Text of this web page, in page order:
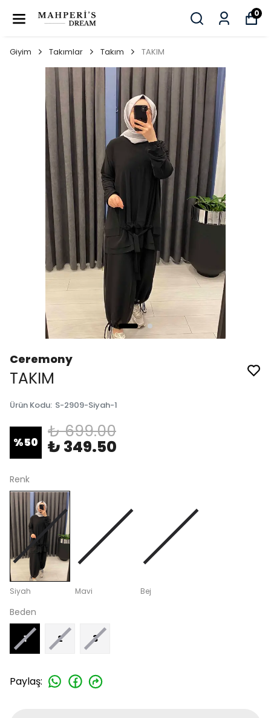
0
Giyim Takımlar Takım TAKIM
Ceremony
TAKIM
Ürün Kodu: S-2909-Siyah-1
%50
₺ 699.00
₺ 349.50
Renk
Siyah Mavi Bej
Beden
1 2 3
Paylaş: